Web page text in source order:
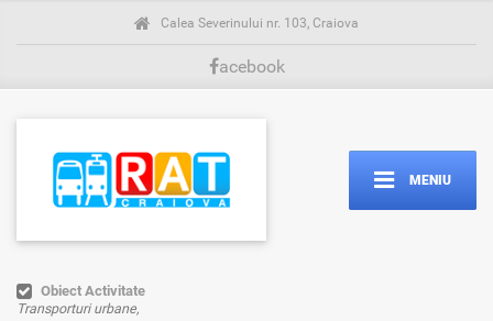
Calea Severinului nr. 103, Craiova
acebook
MENIU
Obiect Activitate
Transporturi urbane,